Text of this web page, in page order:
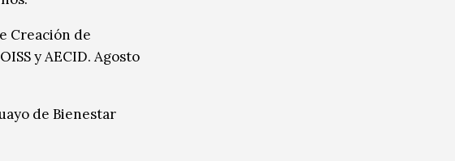
Creación de
y AECID. Agosto
de Bienestar